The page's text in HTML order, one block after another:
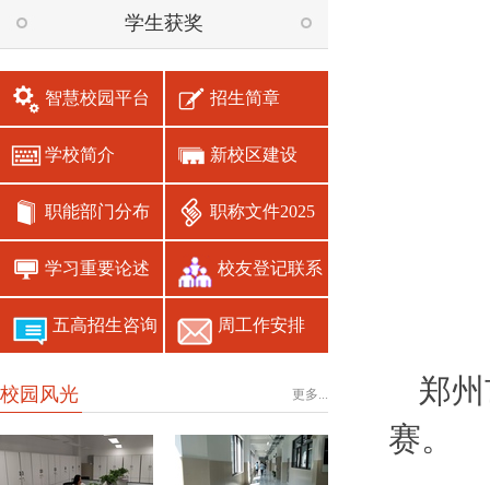
学生获奖
智慧校园平台 招生简章
学校简介 新校区建设
职能部门分布 职称文件2025
学习重要论述 校友登记联系
五高招生咨询 周工作安排
更多...
校园风光
郑
赛。